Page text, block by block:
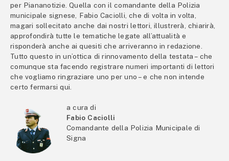
per Piananotizie. Quella con il comandante della Polizia
municipale signese, Fabio Caciolli, che di volta in volta,
magari sollecitato anche dai nostri lettori, illustrerà, chiarirà,
approfondirà tutte le tematiche legate all’attualità e
risponderà anche ai quesiti che arriveranno in redazione.
Tutto questo in un’ottica di rinnovamento della testata – che
comunque sta facendo registrare numeri importanti di lettori
che vogliamo ringraziare uno per uno – e che non intende
certo fermarsi qui.
a cura di
Fabio Caciolli
Comandante della Polizia Municipale di
Signa